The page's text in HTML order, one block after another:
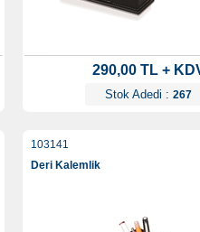
290,00 TL +
Stok Adedi : 267
103141
Deri Kalemlik